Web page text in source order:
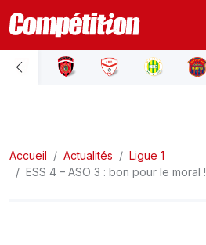
ACCUEIL
LIGUE 2
Accueil Actualités
Ligue 1
ESS 4 – ASO 3 : bon pour le moral !